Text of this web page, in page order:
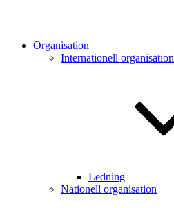
Organisation
Internationell organisation
Ledning
Nationell organisation